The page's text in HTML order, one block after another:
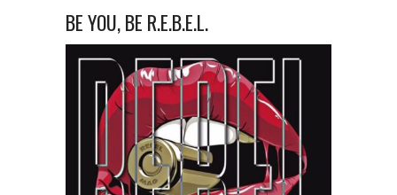
BE YOU, BE R.E.B.E.L.